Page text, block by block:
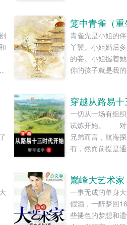
笼中青雀（重
青雀先是小姐的
丫鬟。小姐婚后
的妾。小姐握着
你的孩子就是我
她的一双儿女日
才学过人，人人
女儿被送去和番
以嫉妒盗窃两重
雀死不瞑目。她
为什么这样待她
重来一回，她已
女儿。上一世醉
依旧紧盯着她。
礼义廉耻，上了
穿越从路易
一切从一场有组
试炼开始。 对
兄弟而言，航海
有，然而前提是
巅峰大艺术家
一事无成的单身
假酒，一醉梦回
些褪色的梦想和